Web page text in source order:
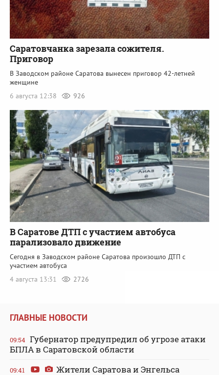
Саратовчанка зарезала сожителя.
Приговор
В Заводском районе Саратова вынесен приговор 42-летней
женщине
6 августа 12:38
926
В Саратове ДТП с участием автобуса
парализовало движение
Сегодня в Заводском районе Саратова произошло ДТП с
участием автобуса
4 августа 13:31
2726
ГЛАВНЫЕ НОВОСТИ
09:54 Губернатор предупредил об угрозе атаки
БПЛА в Саратовской области
09:41
Жители Саратова и Энгельса